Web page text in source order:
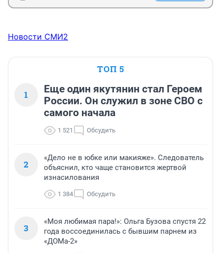
Новости СМИ2
ТОП 5
1
Еще один якутянин стал Героем
России. Он служил в зоне СВО с
самого начала
1 521 Обсудить
2
«Дело не в юбке или макияже». Следователь
объяснил, кто чаще становится жертвой
изнасилования
1 384 Обсудить
3
«Моя любимая пара!»: Ольга Бузова спустя 22
года воссоединилась с бывшим парнем из
«ДОМа-2»